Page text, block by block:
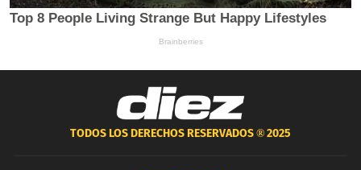
TODOS LOS DERECHOS RESERVADOS ®2025